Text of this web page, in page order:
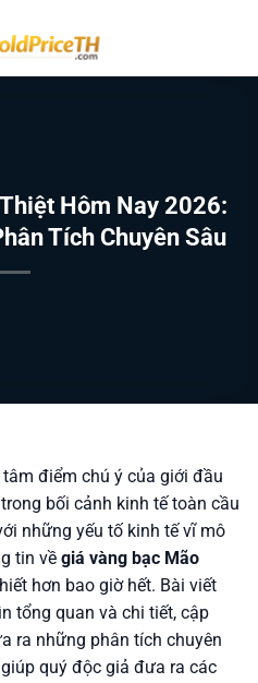
Hôm Nay 2026:
Tích Chuyên Sâu
điểm chú ý của giới đầu
bối cảnh kinh tế toàn cầu
những yếu tố kinh tế vĩ mô
tin về giá vàng bạc Mão
hơn bao giờ hết. Bài viết
tổng quan và chi tiết, cập
ra những phân tích chuyên
quý độc giả đưa ra các